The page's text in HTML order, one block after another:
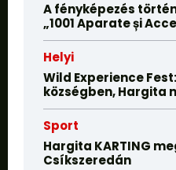
A fényképezés
„1001 Aparate și
Helyi
Wild Experience
községben, Hargita
Sport
Hargita KARTING
Csíkszeredán